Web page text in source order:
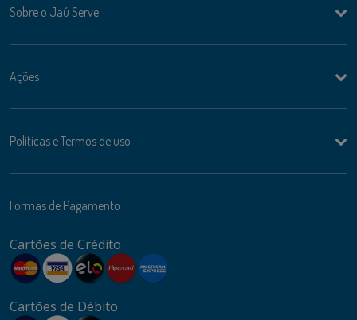
Sobre o Jaú Serve
Ações
Politicas e Termos de uso
Formas de Pagamento
Cartões de Crédito
Cartões de Débito